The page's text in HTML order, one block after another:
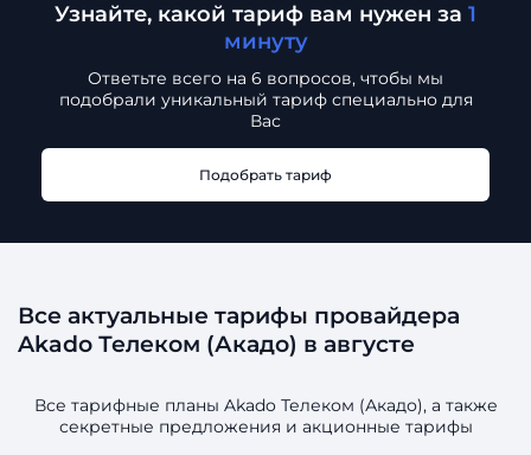
Узнайте, какой тариф вам нужен за 1
минуту
Ответьте всего на 6 вопросов, чтобы мы
подобрали уникальный тариф специально для
Вас
Подобрать тариф
Все актуальные тарифы провайдера
Akado Телеком (Акадо) в августе
Все тарифные планы Akado Телеком (Акадо), а также
секретные предложения и акционные тарифы